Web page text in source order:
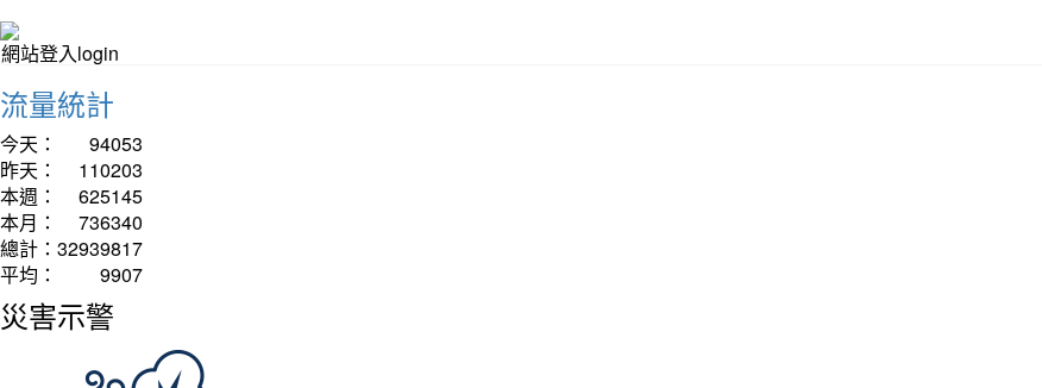
網站登入login
流量統計
今天：
94053
昨天：
110203
本週：
625145
本月：
736340
總計： 32939817
平均：
9907
災害示警